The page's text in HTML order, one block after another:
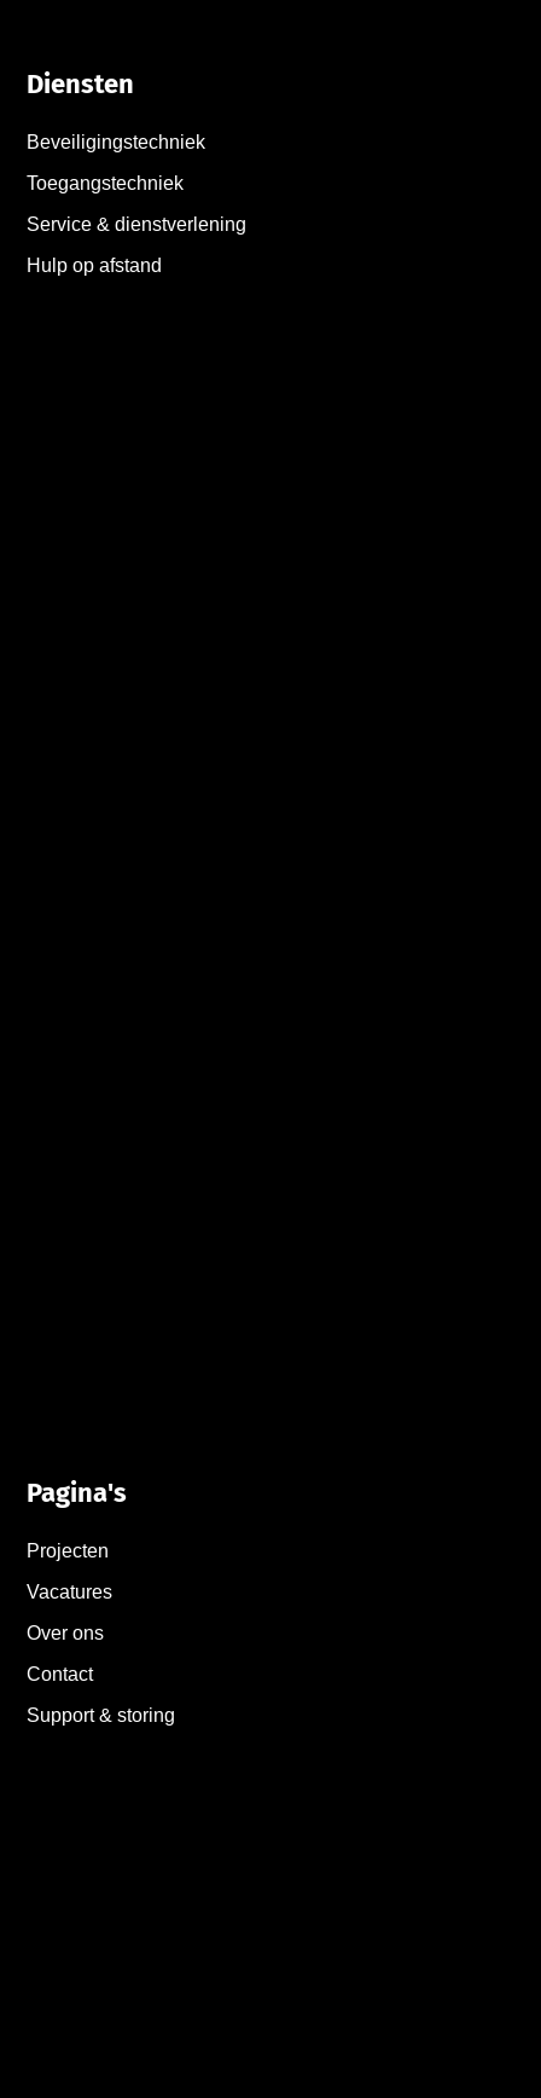
Diensten
Beveiligingstechniek
Toegangstechniek
Service & dienstverlening
Hulp op afstand
Pagina's
Projecten
Vacatures
Over ons
Contact
Support & storing